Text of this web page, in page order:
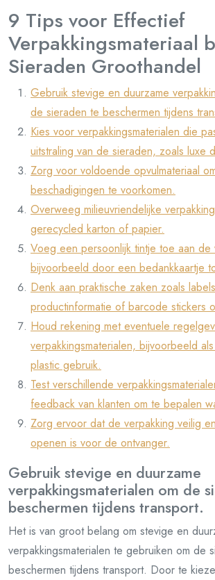
9 Tips voor Effectief
Verpakkingsmateriaal
Sieraden Groothandel
Gebruik stevige en duurzame
de sieraden te beschermen tijdens
Kies voor verpakkingsmaterialen die
uitstraling van de sieraden, zoals luxe
Zorg voor voldoende opvulmateriaal
beschadigingen te voorkomen.
Overweeg milieuvriendelijke
gerecycled karton of papier.
Voeg een persoonlijk tintje toe aan de
bijvoorbeeld door een bedankkaartje
Denk aan praktische zaken zoals
productinformatie of barcode stickers
Houd rekening met eventuele
verpakkingsmaterialen, bijvoorbeeld
plastic gebruik.
Test verschillende
feedback van klanten om te bepalen
Zorg ervoor dat de verpakking veilig
openen is voor de ontvanger.
Gebruik stevige en duurzame
verpakkingsmaterialen om de
beschermen tijdens transport.
Het is van groot belang om stevige en
verpakkingsmaterialen te gebruiken om de
beschermen tijdens transport. Door te